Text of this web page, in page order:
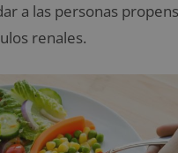
a las personas
renales.